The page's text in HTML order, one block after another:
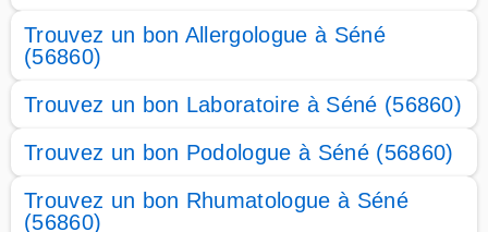
Trouvez un bon Allergologue à Séné
(56860)
Trouvez un bon Laboratoire à Séné (56860)
Trouvez un bon Podologue à Séné (56860)
Trouvez un bon Rhumatologue à Séné
(56860)